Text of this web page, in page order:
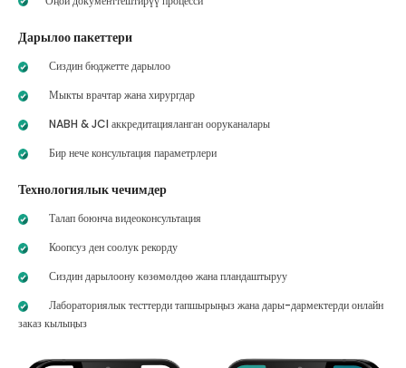
Дарылоо пакеттери
Сиздин бюджетте дарылоо
Мыкты врачтар жана хирургдар
NABH & JCI аккредитацияланган ооруканалары
Бир нече консультация параметрлери
Технологиялык чечимдер
Талап боюнча видеоконсультация
Коопсуз ден соолук рекорду
Сиздин дарылоону көзөмөлдөө жана пландаштыруу
Лабораториялык тесттерди тапшырыңыз жана дары-дармектерди онлайн
заказ кылыңыз